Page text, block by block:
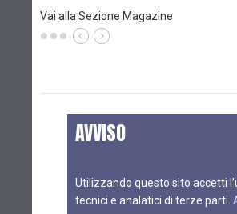
Vai alla Sezione Magazine
AVVISO
Utilizzando questo sito accetti
tecnici e analatici di terze parti.